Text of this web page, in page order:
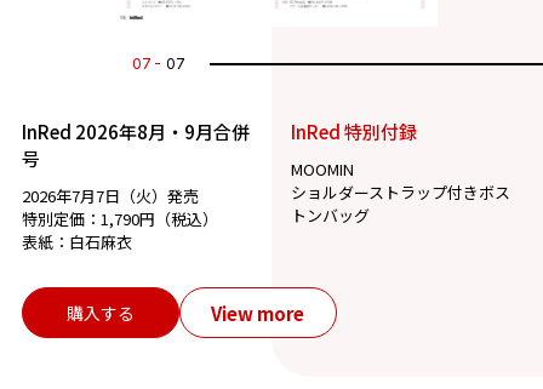
07 07
InRed 2026年8月・9月合併
号
2026年7月7日（火）発売
特別定価：1,790円（税込）
表紙：白石麻衣
InRed 特別付録
MOOMIN
ショルダーストラップ付きボス
トンバッグ
購入する View more